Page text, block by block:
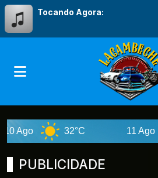
Tocando Agora:
32°C 11 Ago
PUBLICIDADE